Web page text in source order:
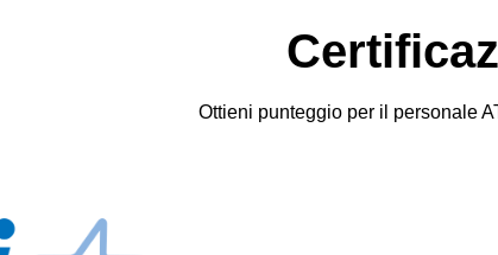
Ottieni punteggio per il personale